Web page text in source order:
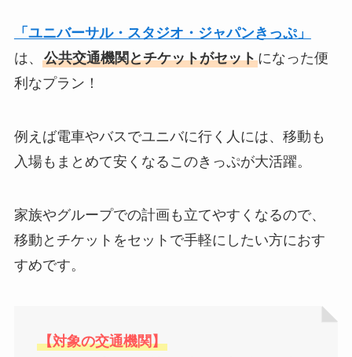
「ユニバーサル・スタジオ・ジャパンきっぷ」
は、 公共交通機関とチケットがセットになった便
利なプラン！
例えば電車やバスでユニバに行く人には、移動も
入場もまとめて安くなるこのきっぷが大活躍。
家族やグループでの計画も立てやすくなるので、
移動とチケットをセットで手軽にしたい方におす
すめです。
【対象の交通機関】